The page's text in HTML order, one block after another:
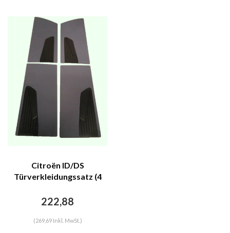
Citroën ID/DS
Türverkleidungssatz (4
D Spezial 70-75 Citroën
222,88
(269,69 Inkl. MwSt.)